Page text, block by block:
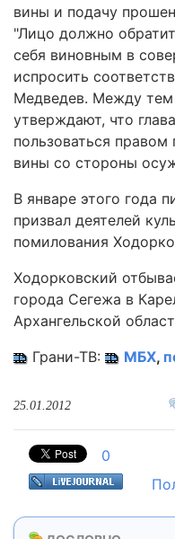
вины и подачу
"Лицо должно
себя виновным в
испросить
Медведев. Между тем
утверждают, что
пользоваться
вины со стороны
В январе этого года
призвал деятелей
помилования
Ходорковский
города Сегежа в
Архангельской
Грани-ТВ:
МБХ,
25.01.2012
0